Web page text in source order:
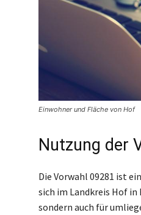
Einwohner und Fläche von Hof
Nutzung der
Die Vorwahl 09281 ist
sich im Landkreis Hof
sondern auch für